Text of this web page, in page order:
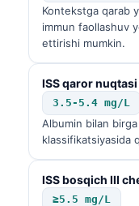
Kontekstga qarab
immun faollashuv
ettirishi mumkin.
ISS qaror nuqtasi
3.5-5.4 mg/L
Albumin bilan
klassifikatsiyasida
ISS bosqich III
≥5.5 mg/L